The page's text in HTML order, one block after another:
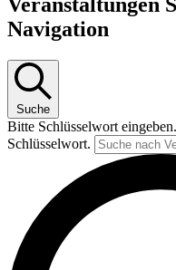
Navigation
Suche
Bitte Schlüsselwort
Schlüsselwort.